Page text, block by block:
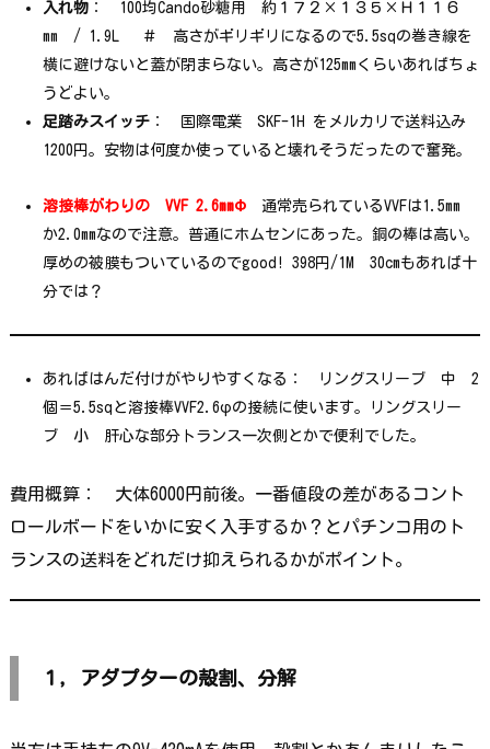
入れ物 ： 100均Cando砂糖用 約１７２×１３５×Ｈ１１６
mm / 1.9L ＃ 高さがギリギリになるので5.5sqの巻き線を
横に避けないと蓋が閉まらない。高さが125mmくらいあればちょ
うどよい。
足踏みスイッチ ： 国際電業 SKF-1H をメルカリで送料込み
1200円。安物は何度か使っていると壊れそうだったので奮発。
溶接棒がわりの VVF 2.6mmΦ 通常売られているVVFは1.5mm
か2.0mmなので注意。普通にホムセンにあった。銅の棒は高い。
厚めの被膜もついているのでgood! 398円/1M 30cmもあれば十
分では？
あればはんだ付けがやりやすくなる： リングスリーブ 中 2
個＝5.5sqと溶接棒VVF2.6φの接続に使います。リングスリー
ブ 小 肝心な部分トランス一次側とかで便利でした。
費用概算： 大体6000円前後。 一番値段の差があるコント
ロールボードをいかに安く入手するか？とパチンコ用のト
ランスの送料をどれだけ抑えられるかがポイント。
１，アダプターの殻割、分解